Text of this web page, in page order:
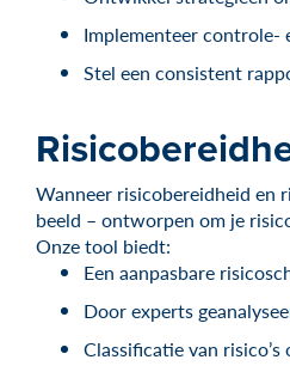
Implementeer controle-
Stel een consistent
Wanneer risicobereidheid en
beeld – ontworpen om je
Onze tool biedt:
Een aanpasbare
Door experts
Classificatie van